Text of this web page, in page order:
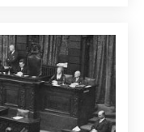
sich
welchen
an den